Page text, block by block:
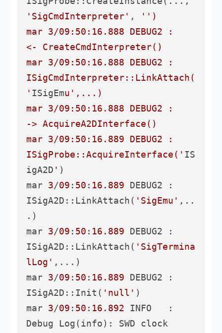
'SigCmdInterpreter' ,
'')
mar 3/09:50:16.888 DEBUG2 :
<- CreateCmdInterpreter()
mar 3/09:50:16.888 DEBUG2 :
ISigCmdInterpreter::LinkAttach(
' ISigEmu',...)
mar 3/09:50:16.888 DEBUG2 :
-> AcquireA2DInterface()
mar 3/09:50:16.889 DEBUG2 :
ISigProbe::AcquireInterface(' IS
igA2D ' )
mar 3/09 : 50 : 16.889 DEBUG2 :
ISigA2D::LinkAttach( 'SigEmu' ,..
.)
mar 3/09 : 50 : 16.889 DEBUG2 :
ISigA2D::LinkAttach( 'SigTermina
lLog' ,...)
mar 3/09 : 50 : 16.889 DEBUG2 :
ISigA2D::Init( 'null' )
mar 3/09 : 50 : 16.892 INFO   :
Debug Log(info): SWD clock